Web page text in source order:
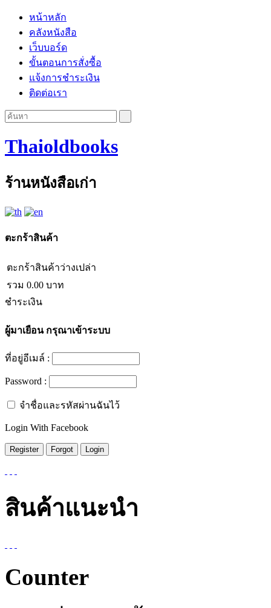
หน้าหลัก
คลังหนังสือ
เว็บบอร์ด
ขั้นตอนการสั่งซื้อ
แจ้งการชำระเงิน
ติดต่อเรา
Thaioldbooks
ร้านหนังสือเก่า
ตะกร้าสินค้า
ตะกร้าสินค้าว่างเปล่า
รวม 0.00 บาท
ชำระเงิน
ผู้มาเยือนกรุณาเข้าระบบ
ที่อยู่อีเมล์ :
Password :
จำชื่อและรหัสผ่านฉันไว้
Login With Facebook
สินค้าแนะนำ
Counter